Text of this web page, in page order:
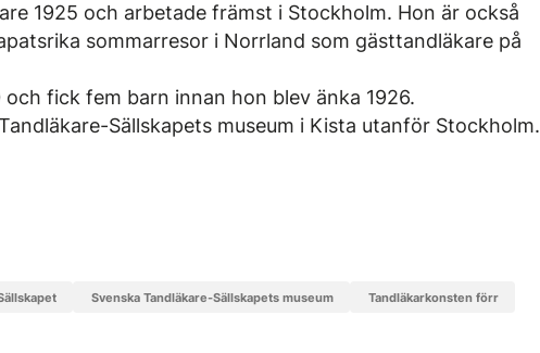
1925 och arbetade främst i Stockholm. Hon är också
sommarresor i Norrland som gästtandläkare på
fick fem barn innan hon blev änka 1926.
Sällskapets museum i Kista utanför Stockholm.
Svenska Tandläkare-Sällskapets museum tandläkarkonsten förr